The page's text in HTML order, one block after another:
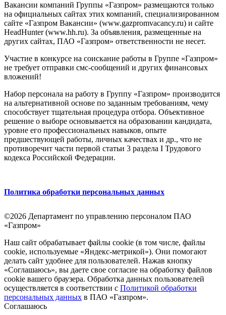
Вакансии компаний Группы «Газпром» размещаются только
на официальных сайтах этих компаний, специализированном
сайте «Газпром Вакансии» (www.gazpromvacancy.ru) и сайте
HeadHunter (www.hh.ru). За объявления, размещенные на
других сайтах, ПАО «Газпром» ответственности не несет.
Участие в конкурсе на соискание работы в Группе «Газпром»
не требует отправки смс-сообщений и других финансовых
вложений!
Набор персонала на работу в Группу «Газпром» производится
на альтернативной основе по заданным требованиям, чему
способствует тщательная процедура отбора. Объективное
решение о выборе основывается на образовании кандидата,
уровне его профессиональных навыков, опыте
предшествующей работы, личных качествах и др., что не
противоречит части первой статьи 3 раздела I Трудового
кодекса Российской Федерации.
Политика обработки персональных данных
©2026 Департамент по управлению персоналом ПАО
«Газпром»
Наш сайт обрабатывает файлы cookie (в том числе, файлы
cookie, используемые «Яндекс-метрикой»). Они помогают
делать сайт удобнее для пользователей. Нажав кнопку
«Соглашаюсь», вы даете свое согласие на обработку файлов
cookie вашего браузера. Обработка данных пользователей
осуществляется в соответствии с Политикой обработки
персональных данных в ПАО «Газпром».
Соглашаюсь